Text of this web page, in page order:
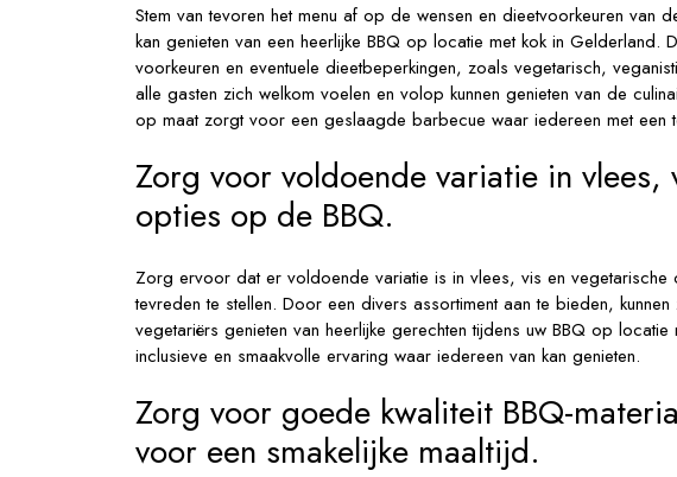
Stem van tevoren het menu af op de wensen en dieetvoorkeuren van
kan genieten van een heerlijke BBQ op locatie met kok in Gelderland.
voorkeuren en eventuele dieetbeperkingen, zoals vegetarisch,
alle gasten zich welkom voelen en volop kunnen genieten van de
op maat zorgt voor een geslaagde barbecue waar iedereen met een
Zorg voor voldoende variatie in vlees,
opties op de BBQ.
Zorg ervoor dat er voldoende variatie is in vlees, vis en
tevreden te stellen. Door een divers assortiment aan te bieden,
vegetariërs genieten van heerlijke gerechten tijdens uw BBQ op
inclusieve en smaakvolle ervaring waar iedereen van kan genieten.
Zorg voor goede kwaliteit BBQ-
voor een smakelijke maaltijd.